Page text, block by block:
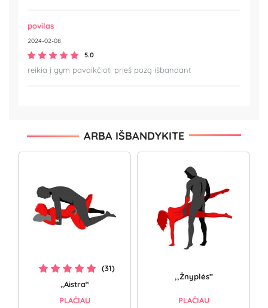
povilas
2024-02-08
5.0
reikia į gym pavaikčioti prieš pozą išbandant
ARBA IŠBANDYKITE
(31)
„Aistra“
PLAČIAU
,,Žnyplės”
PLAČIAU